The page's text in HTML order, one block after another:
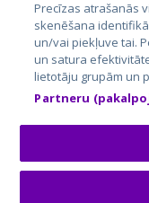
City24.ee
GetaPro.lv
GetaPro.ee
Skelbiu.lt
Autoplius.lt
Aruodas.lt
Precīzas atrašanās
skenēšana
un/vai piekļuve tai.
un satura
lietotāju grupām un
Partneru